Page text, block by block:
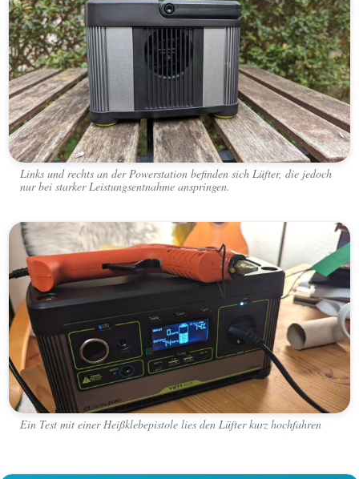
Links und rechts an der Powerstation befinden sich Lüfter, die jedoch
nur bei starker Leistungsentnahme anspringen.
Ein Test mit einer Heißklebepistole lies den Lüfter kurz hochfahren